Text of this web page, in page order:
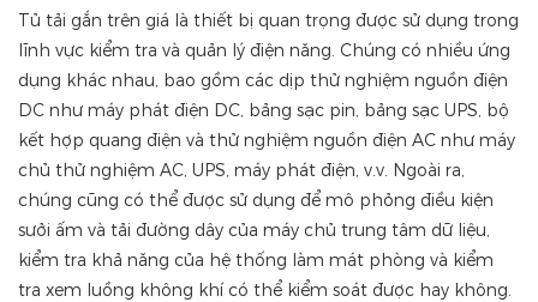
Tủ tải gắn trên giá là thiết bị quan trọng được sử dụng trong
lĩnh vực kiểm tra và quản lý điện năng. Chúng có nhiều ứng
dụng khác nhau, bao gồm các dịp thử nghiệm nguồn điện
DC như máy phát điện DC, bảng sạc pin, bảng sạc UPS, bộ
kết hợp quang điện và thử nghiệm nguồn điện AC như máy
chủ thử nghiệm AC, UPS, máy phát điện, v.v. Ngoài ra,
chúng cũng có thể được sử dụng để mô phỏng điều kiện
sưởi ấm và tải đường dây của máy chủ trung tâm dữ liệu,
kiểm tra khả năng của hệ thống làm mát phòng và kiểm
tra xem luồng không khí có thể kiểm soát được hay không.